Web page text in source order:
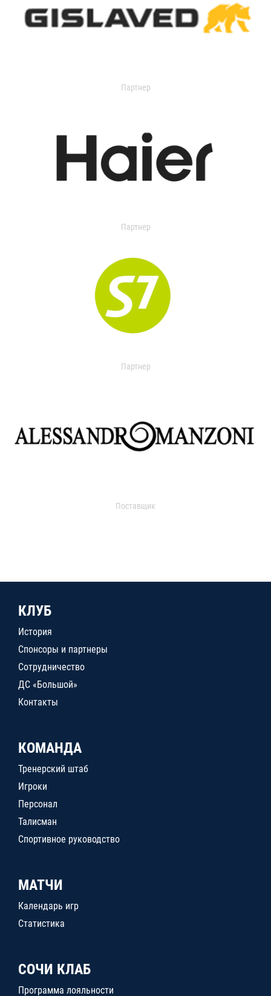
Партнер
Партнер
Партнер
Поставщик
КЛУБ
История
Спонсоры и партнеры
Сотрудничество
ДС «Большой»
Контакты
КОМАНДА
Тренерский штаб
Игроки
Персонал
Талисман
Спортивное руководство
МАТЧИ
Календарь игр
Статистика
СОЧИ КЛАБ
Программа лояльности